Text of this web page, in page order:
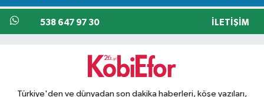
538 647 97 30 İLETIŞIM
Türkiye'den ve dünyadan son dakika haberleri, köşe yazıları,